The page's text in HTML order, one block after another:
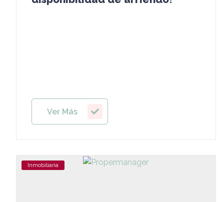
Ver Más
Inmobiliaria